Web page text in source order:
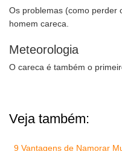
Os problemas (como perder
homem careca.
Meteorologia
O careca é também o
Veja também:
9 Vantagens de Namorar